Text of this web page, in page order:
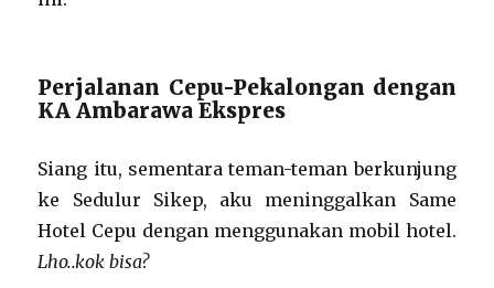
Perjalanan Cepu-Pekalongan dengan
KA Ambarawa Ekspres
Siang itu, sementara teman-teman berkunjung
ke Sedulur Sikep, aku meninggalkan Same
Hotel Cepu dengan menggunakan mobil hotel.
Lho..kok bisa?